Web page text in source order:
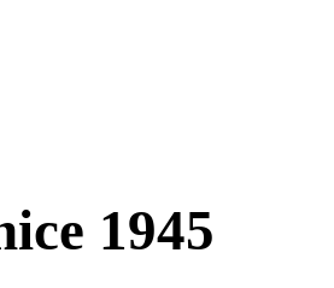
1945